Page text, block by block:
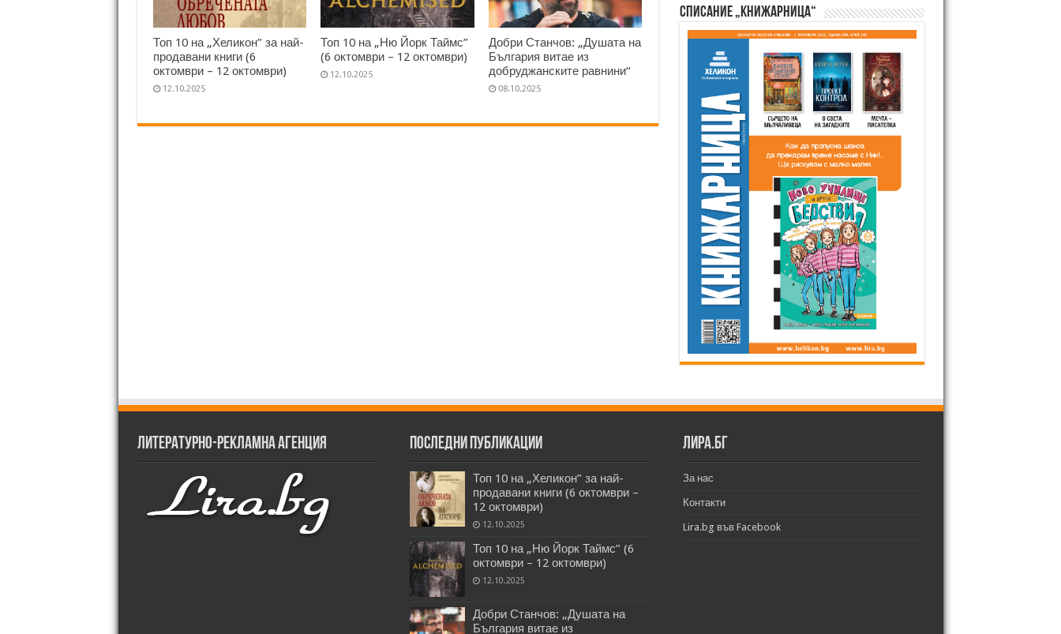
Топ 10 на „Хеликон” за най-
продавани книги (6
октомври – 12 октомври)
12.10.2025
Топ 10 на „Ню Йорк Таймс”
(6 октомври – 12 октомври)
12.10.2025
Добри Станчов: „Душата на
България витае из
добруджанските равнини“
08.10.2025
Списание „Книжарница“
Литературно-рекламна агенция Последни публикации
Топ 10 на „Хеликон” за най-
продавани книги (6 октомври –
12 октомври)
12.10.2025
Топ 10 на „Ню Йорк Таймс” (6
октомври – 12 октомври)
12.10.2025
Добри Станчов: „Душата на
България витае из
Лира.бг
За нас
Контакти
Lira.bg във Facebook